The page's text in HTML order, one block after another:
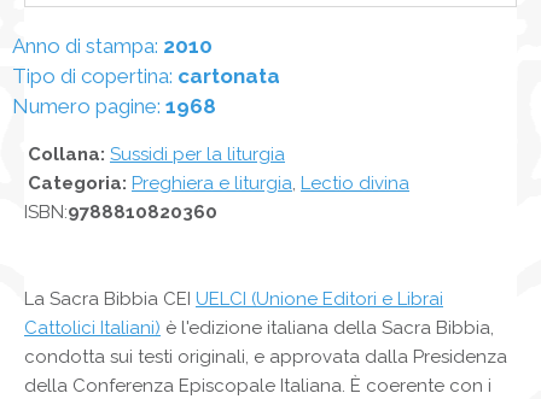
Anno di stampa: 2010
Tipo di copertina: cartonata
Numero pagine: 1968
Collana: Sussidi per la liturgia
Categoria: Preghiera e liturgia Lectio divina
ISBN:9788810820360
La Sacra Bibbia CEI UELCI (Unione Editori e Librai
Cattolici Italiani) è l'edizione italiana della Sacra Bibbia,
condotta sui testi originali, e approvata dalla Presidenza
della Conferenza Episcopale Italiana. È coerente con i